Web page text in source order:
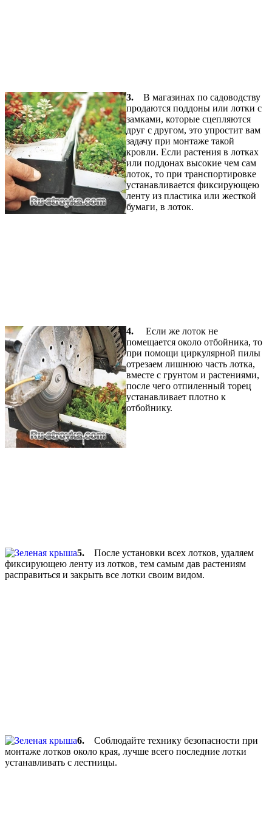
3.
В магазинах по садоводству
продаются поддоны или лотки с
замками, которые сцепляются
друг с другом, это упростит вам
задачу при монтаже такой
кровли. Если растения в лотках
или поддонах высокие чем сам
лоток, то при транспортировке
устанавливается фиксирующею
ленту из пластика или жесткой
бумаги, в лоток.
4.
Если же лоток не
помещается около отбойника, то
при помощи циркулярной пилы
отрезаем лишнюю часть лотка,
вместе с грунтом и растениями,
после чего отпиленный торец
устанавливает плотно к
отбойнику.
5.
После установки всех лотков, удаляем
фиксирующею ленту из лотков, тем самым дав растениям
расправиться и закрыть все лотки своим видом.
6.
Соблюдайте технику безопасности при
монтаже лотков около края, лучше всего последние лотки
устанавливать с лестницы.